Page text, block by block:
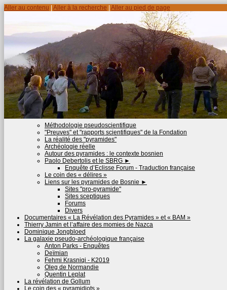
Aller au contenu Aller à la recherche Aller au pied de page
Méthodologie pseudoscientifique
"Preuves" et "rapports scientifiques" de la Fondation
La réalité des "pyramides"
Archéologie réelle
Autour des pyramides : le contexte bosnien
Paolo Debertolis et le SBRG ►
Enquête d’Eclisse Forum - Traduction française
Le coin des « délires »
Liens sur les pyramides de Bosnie ►
Sites "pro-pyramide"
Sites sceptiques
Forums
Divers
Documentaires « La Révélation des Pyramides » et « BAM »
Thierry Jamin et l’affaire des momies de Nazca
Dominique Jongbloed
La galaxie pseudo-archéologique française
Anton Parks - Enquêtes
Deïmian
Fehmi Krasniqi - K2019
Oleg de Normandie
Quentin Leplat
La révélation de Gollum
Le coin des « pyramidiots »